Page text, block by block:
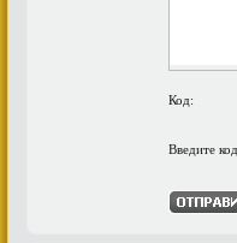
Код:
Введите